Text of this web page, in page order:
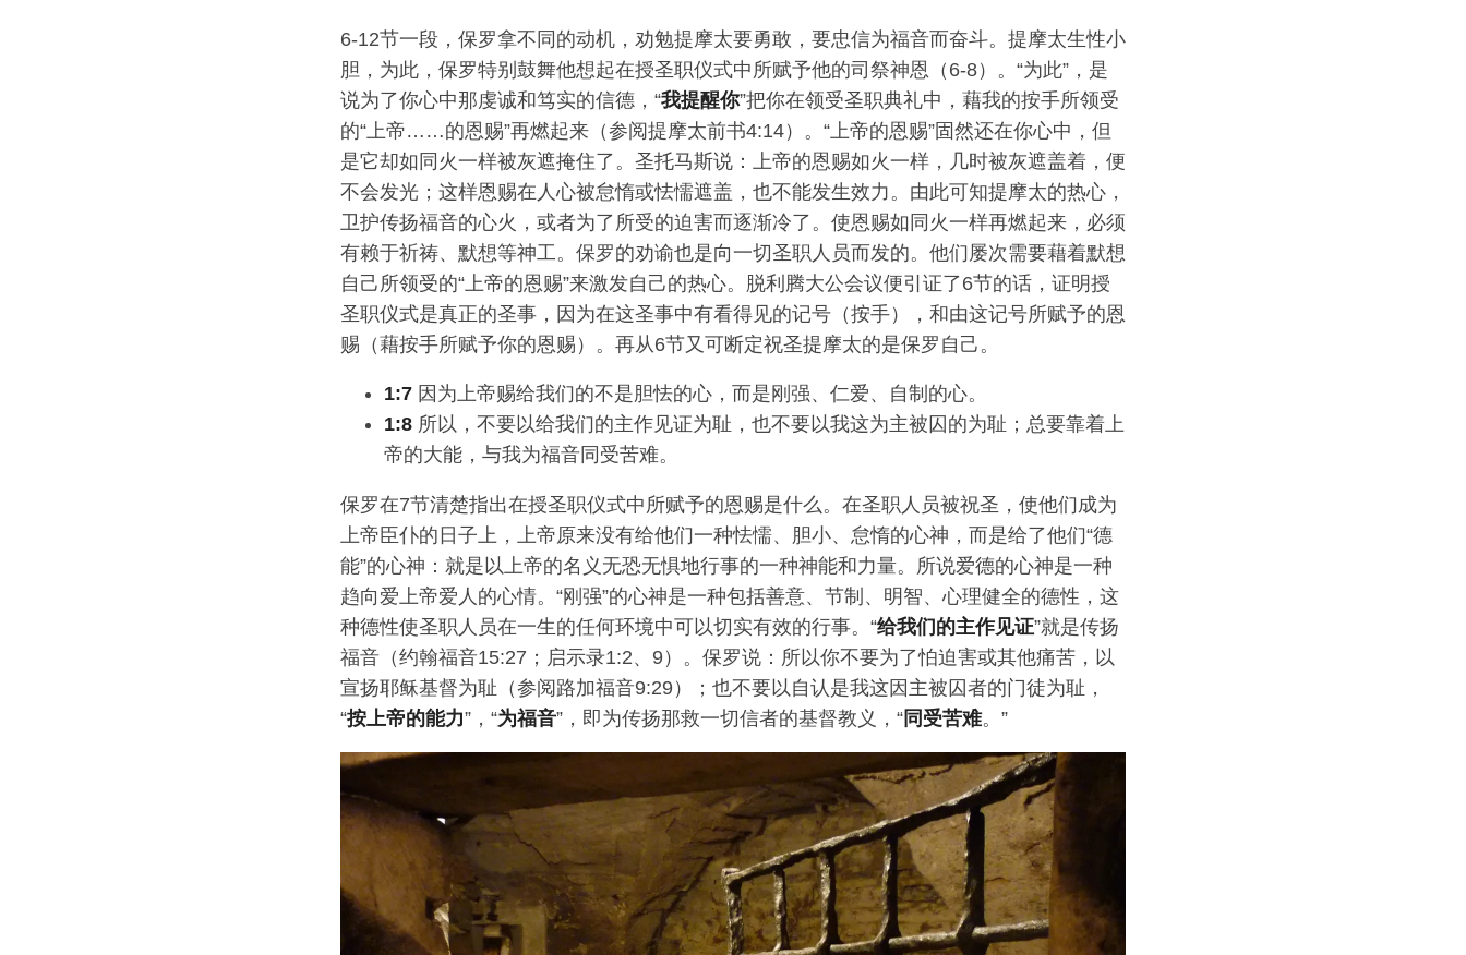
6-12节一段，保罗拿不同的动机，劝勉提摩太要勇敢，要忠信为福音而奋斗。提摩太生性小
胆，为此，保罗特别鼓舞他想起在授圣职仪式中所赋予他的司祭神恩（6-8）。“为此”，是
说为了你心中那虔诚和笃实的信德，“我提醒你”把你在领受圣职典礼中，藉我的按手所领受
的“上帝……的恩赐”再燃起来（参阅提摩太前书4:14）。“上帝的恩赐”固然还在你心中，但
是它却如同火一样被灰遮掩住了。圣托马斯说：上帝的恩赐如火一样，几时被灰遮盖着，便
不会发光；这样恩赐在人心被怠惰或怯懦遮盖，也不能发生效力。由此可知提摩太的热心，
卫护传扬福音的心火，或者为了所受的迫害而逐渐冷了。使恩赐如同火一样再燃起来，必须
有赖于祈祷、默想等神工。保罗的劝谕也是向一切圣职人员而发的。他们屡次需要藉着默想
自己所领受的“上帝的恩赐”来激发自己的热心。脱利腾大公会议便引证了6节的话，证明授
圣职仪式是真正的圣事，因为在这圣事中有看得见的记号（按手），和由这记号所赋予的恩
赐（藉按手所赋予你的恩赐）。再从6节又可断定祝圣提摩太的是保罗自己。
1:7 因为上帝赐给我们的不是胆怯的心，而是刚强、仁爱、自制的心。
1:8 所以，不要以给我们的主作见证为耻，也不要以我这为主被囚的为耻；总要靠着上
帝的大能，与我为福音同受苦难。
保罗在7节清楚指出在授圣职仪式中所赋予的恩赐是什么。在圣职人员被祝圣，使他们成为
上帝臣仆的日子上，上帝原来没有给他们一种怯懦、胆小、怠惰的心神，而是给了他们“德
能”的心神：就是以上帝的名义无恐无惧地行事的一种神能和力量。所说爱德的心神是一种
趋向爱上帝爱人的心情。“刚强”的心神是一种包括善意、节制、明智、心理健全的德性，这
种德性使圣职人员在一生的任何环境中可以切实有效的行事。“给我们的主作见证”就是传扬
福音（约翰福音15:27；启示录1:2、9）。保罗说：所以你不要为了怕迫害或其他痛苦，以
宣扬耶稣基督为耻（参阅路加福音9:29）；也不要以自认是我这因主被囚者的门徒为耻，
“按上帝的能力”，“为福音”，即为传扬那救一切信者的基督教义，“同受苦难。”